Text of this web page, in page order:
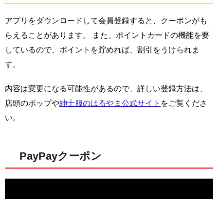
アプリをダウンロードして会員登録すると、クーポンがも
らえることがあります。 また、ポイントカードの機能を要
しているので、ポイントを貯めれば、割引をうけられま
す。
内容は変更になる可能性があるので、詳しい登録方法は、
店頭のポップや紳士服のはるやま公式サイト をご覧くださ
い。
PayPayクーポン